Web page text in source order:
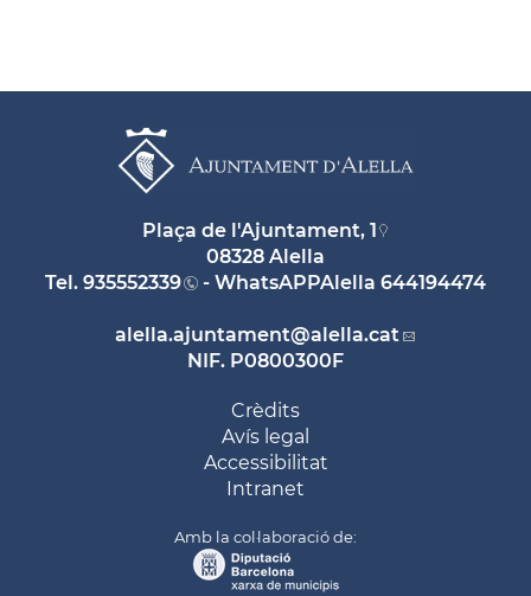
Plaça de l'Ajuntament, 1
08328 Alella
Tel. 935552339 - WhatsAPPAlella 644194474
alella.ajuntament@alella.cat
NIF. P0800300F
Crèdits
Avís legal
Accessibilitat
Intranet
Amb la col·laboració de: